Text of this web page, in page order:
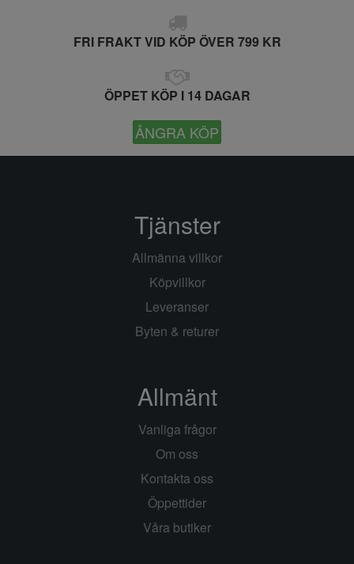
FRI FRAKT VID KÖP ÖVER 799 KR
ÖPPET KÖP I 14 DAGAR
ÅNGRA KÖP
Tjänster
Allmänna villkor
Köpvillkor
Leveranser
Byten & returer
Allmänt
Vanliga frågor
Om oss
Kontakta oss
Öppettider
Våra butiker